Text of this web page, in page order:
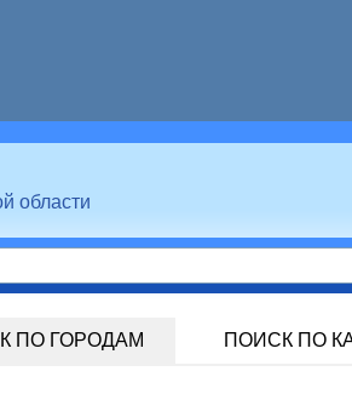
области
ПО ГОРОДАМ ПОИСК ПО